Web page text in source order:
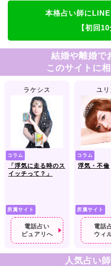
本格占い師に
【初回
結婚や離婚で
このサイトに
ラケシス
コラム
「浮気に走る時のス
イッチって？」
所属サイト
電話占い
ピュアリへ
ユリ
コラム
浮気・不倫
所属サイト
電話
ウィ
人気占い